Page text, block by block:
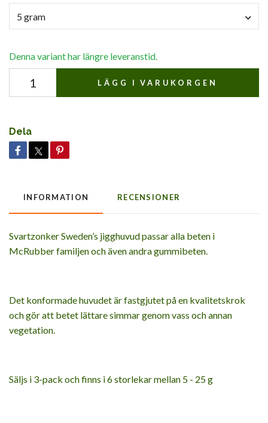
5 gram
Denna variant har längre leveranstid.
LÄGG I VARUKORGEN
Dela
INFORMATION RECENSIONER
Svartzonker Sweden’s jigghuvud passar alla beten i
McRubber familjen och även andra gummibeten.
Det konformade huvudet är fastgjutet på en kvalitetskrok
och gör att betet lättare simmar genom vass och annan
vegetation.
Säljs i 3-pack och finns i 6 storlekar mellan 5 - 25 g